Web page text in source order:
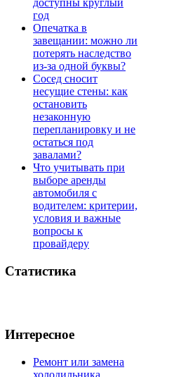
доступны круглый
год
Опечатка в
завещании: можно ли
потерять наследство
из-за одной буквы?
Сосед сносит
несущие стены: как
остановить
незаконную
перепланировку и не
остаться под
завалами?
Что учитывать при
выборе аренды
автомобиля с
водителем: критерии,
условия и важные
вопросы к
провайдеру
Статистика
Интересное
Ремонт или замена